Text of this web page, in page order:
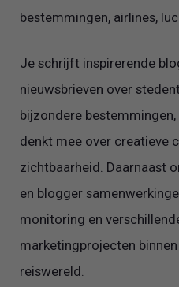
bestemmingen, airlines,
Je schrijft inspirerende
nieuwsbrieven over
bijzondere
denkt mee over creatieve
zichtbaarheid. Daarnaast
en blogger
monitoring en
marketingprojecten
reiswereld.